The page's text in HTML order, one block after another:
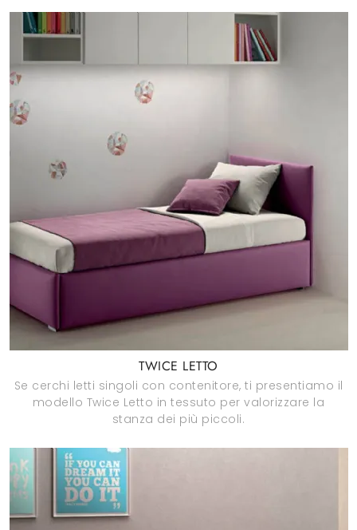
TWICE LETTO
Se cerchi letti singoli con contenitore, ti presentiamo il
modello Twice Letto in tessuto per valorizzare la
stanza dei più piccoli.